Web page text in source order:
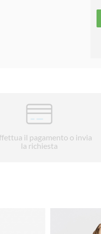
il pagamento o invia
la richiesta